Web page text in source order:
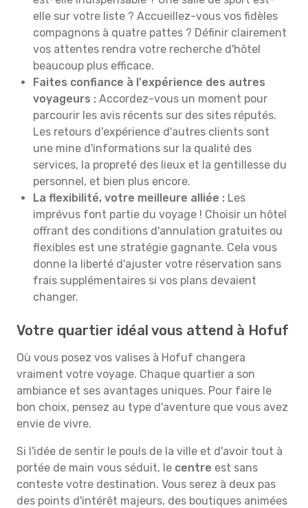
elle sur votre liste ? Accueillez-vous vos fidèles
compagnons à quatre pattes ? Définir clairement
vos attentes rendra votre recherche d'hôtel
beaucoup plus efficace.
Faites confiance à l'expérience des autres
voyageurs : Accordez-vous un moment pour
parcourir les avis récents sur des sites réputés.
Les retours d'expérience d'autres clients sont
une mine d'informations sur la qualité des
services, la propreté des lieux et la gentillesse du
personnel, et bien plus encore.
La flexibilité, votre meilleure alliée : Les
imprévus font partie du voyage ! Choisir un hôtel
offrant des conditions d'annulation gratuites ou
flexibles est une stratégie gagnante. Cela vous
donne la liberté d'ajuster votre réservation sans
frais supplémentaires si vos plans devaient
changer.
Votre quartier idéal vous attend à Hofuf
Où vous posez vos valises à Hofuf changera
vraiment votre voyage. Chaque quartier a son
ambiance et ses avantages uniques. Pour faire le
bon choix, pensez au type d'aventure que vous avez
envie de vivre.
Si l'idée de sentir le pouls de la ville et d'avoir tout à
portée de main vous séduit, le centre est sans
conteste votre destination. Vous serez à deux pas
des points d'intérêt majeurs, des boutiques animées